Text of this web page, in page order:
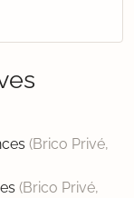
(Brico Privé,
(Brico Privé,